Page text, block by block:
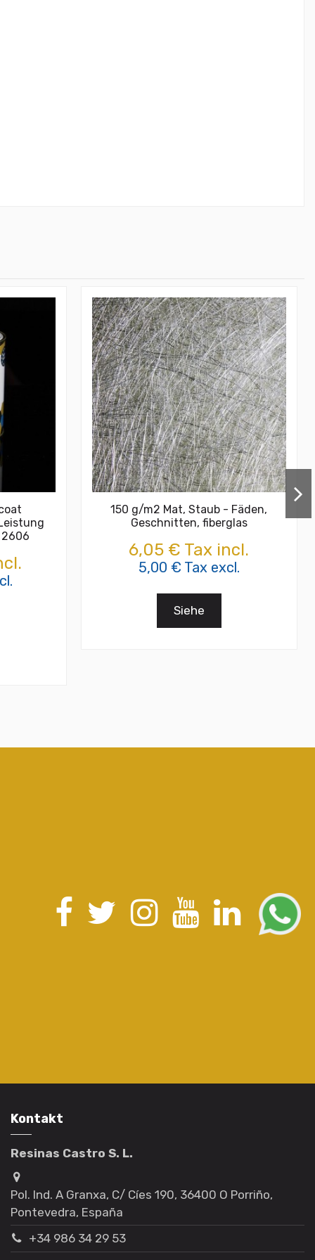
2606
150 g/m2 Mat, Staub - Fäden,
Geschnitten, fiberglas
6,05 € Tax incl.
5,00 € Tax excl.
Siehe
Kontakt
Resinas Castro S. L.
Pol. Ind. A Granxa, C/ Cíes 190, 36400 O Porriño,
Pontevedra, España
+34 986 34 29 53